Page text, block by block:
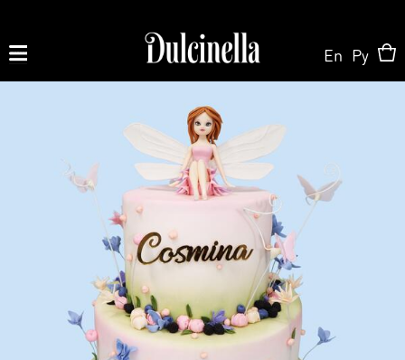
Produse la comandă:
062 10 02 11|060 02 58 58
La Comandă
La Comandă
Tort la Comandă
Magazin Online
Patisserie & Cofetărie
Despre Noi
En Ру